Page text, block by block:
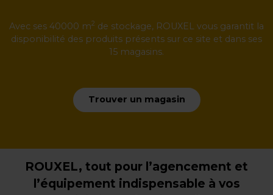
Avec ses 40000 m2 de stockage, ROUXEL vous garantit la
disponibilité des produits présents sur ce site et dans ses
15 magasins.
Trouver un magasin
ROUXEL, tout pour l’agencement et
l’équipement indispensable à vos